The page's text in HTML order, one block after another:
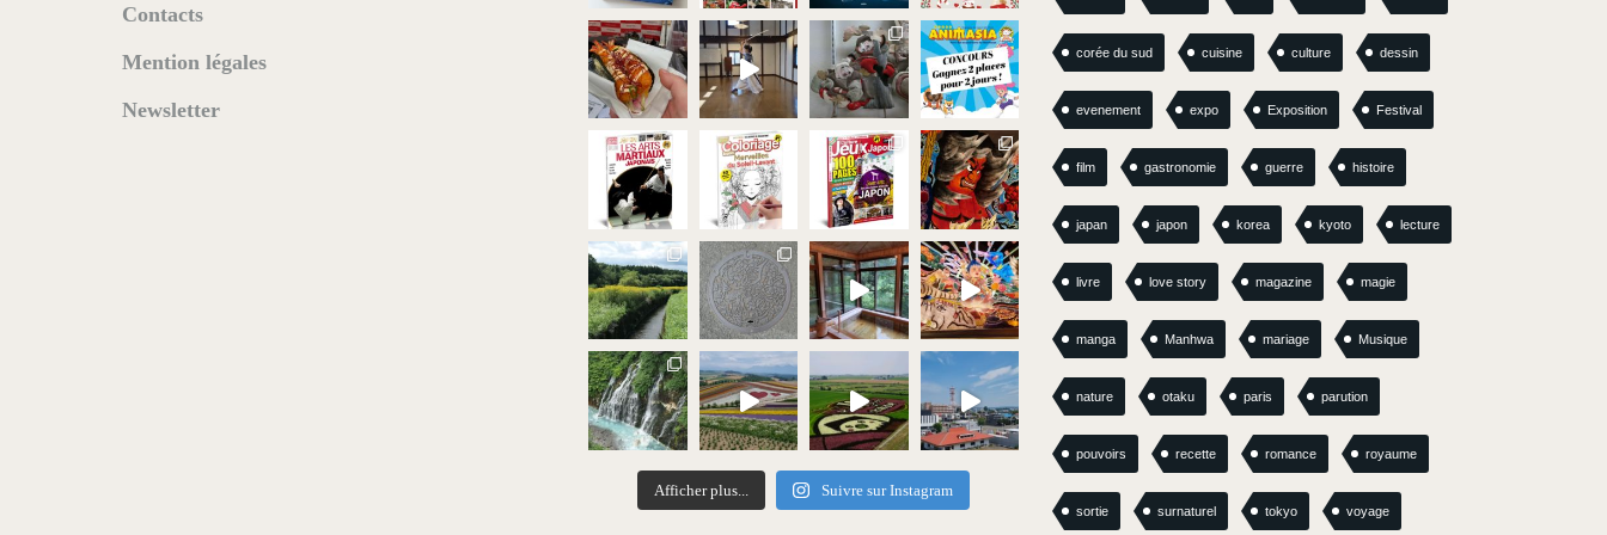
Contacts
Mention légales
Newsletter
Afficher plus... Suivre sur Instagram
corée du sud cuisine culture dessin
evenement expo Exposition Festival
film gastronomie guerre histoire
japan japon korea kyoto lecture
livre love story magazine magie
manga Manhwa mariage Musique
nature otaku paris parution
pouvoirs recette romance royaume
sortie surnaturel tokyo voyage